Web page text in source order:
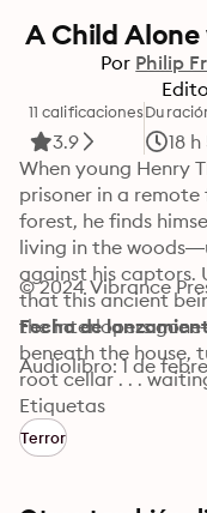
A Child
Por Philip
11 calificaciones
3.9 18
When young Henry
prisoner in a remote
forest, he finds
living in the
against his captors.
that this ancient
the interlopers
beneath the house,
root cellar . . .
© 2024 Vibrance
Fecha de
Audiolibro: 1 de
Etiquetas
Terror